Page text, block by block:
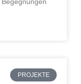
PROJEKTE